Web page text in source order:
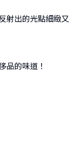
射出的光點細緻又
品的味道！